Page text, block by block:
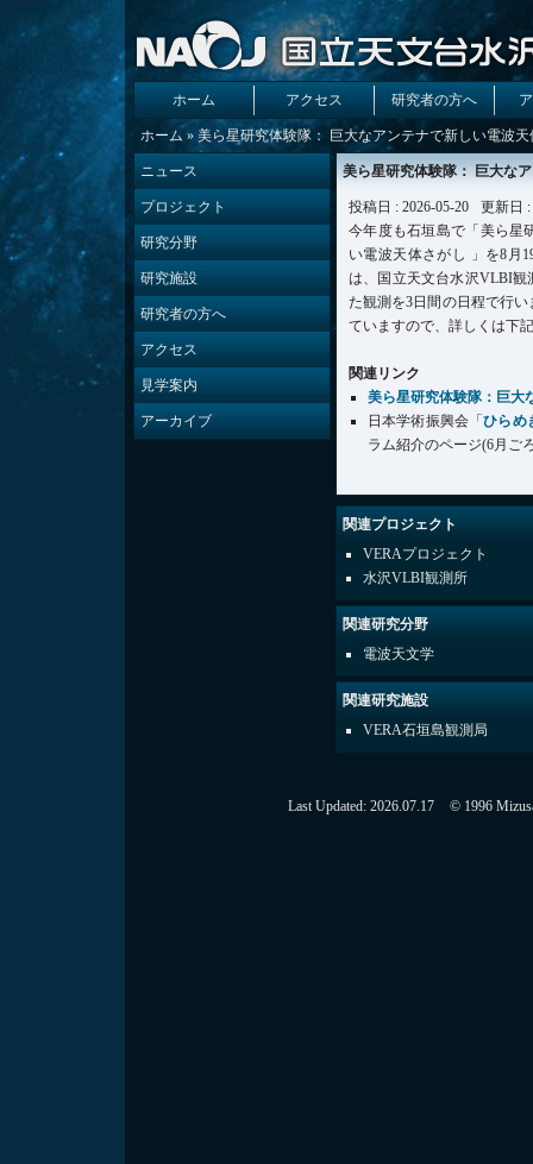
ホーム アクセス 研究者の方へ
ホーム » 美ら星研究体験隊： 巨大なアンテナで新しい電波
ニュース
プロジェクト
研究分野
研究施設
研究者の方へ
アクセス
見学案内
アーカイブ
美ら星研究体験隊： 巨大な
投稿日 : 2026-05-20
更新日 :
今年度も石垣島で「美ら星
い電波天体さがし 」を8月
は、国立天文台水沢VLBI観
た観測を3日間の日程で行
ていますので、詳しくは下
関連リンク
美ら星研究体験隊：巨大
日本学術振興会「ひらめ
ラム紹介のページ(6月ご
関連プロジェクト
VERAプロジェクト
水沢VLBI観測所
関連研究分野
電波天文学
関連研究施設
VERA石垣島観測局
Last Updated: 2026.07.17 © 1996